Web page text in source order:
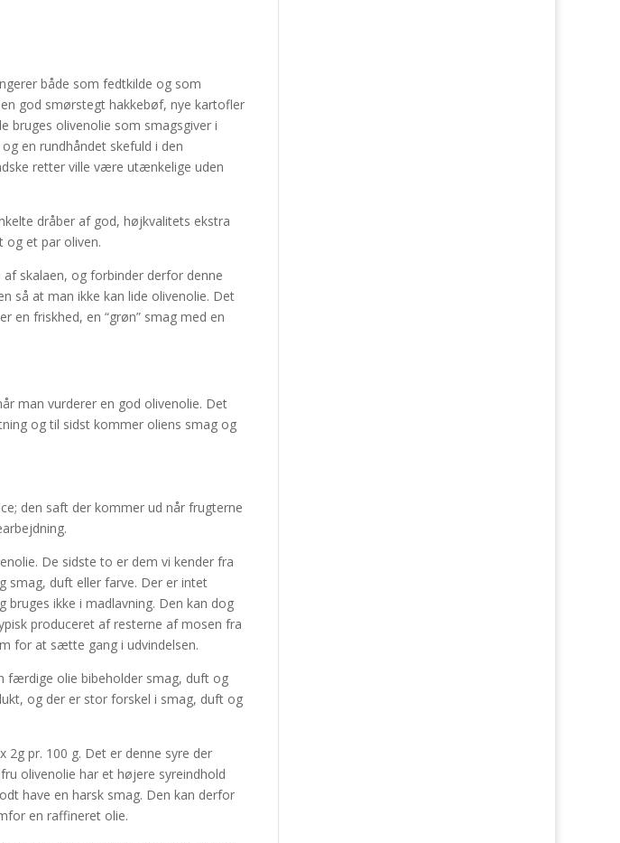
både som fedtkilde og som
god smørstegt hakkebøf, nye kartofler
bruges olivenolie som smagsgiver i
en rundhåndet skefuld i den
retter ville være utænkelige uden
dråber af god, højkvalitets ekstra
og et par oliven.
skalaen, og forbinder derfor denne
så at man ikke kan lide olivenolie. Det
en friskhed, en “grøn” smag med en
man vurderer en god olivenolie. Det
og til sidst kommer oliens smag og
den saft der kommer ud når frugterne
De sidste to er dem vi kender fra
smag, duft eller farve. Der er intet
ikke i madlavning. Den kan dog
produceret af resterne af mosen fra
for at sætte gang i udvindelsen.
færdige olie bibeholder smag, duft og
og der er stor forskel i smag, duft og
pr. 100 g. Det er denne syre der
olivenolie har et højere syreindhold
have en harsk smag. Den kan derfor
en raffineret olie.